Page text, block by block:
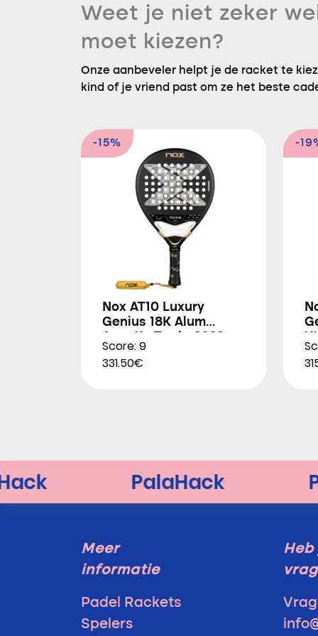
Weet je niet zeker
moet kiezen?
Onze aanbeveler helpt je de racket te
kind of je vriend past om ze het beste
-15%
Nox AT10 Luxury
Genius 18K Alum
Score: 9
331.50€
-
Meer
informatie
Padel Rackets
Spelers
Heb